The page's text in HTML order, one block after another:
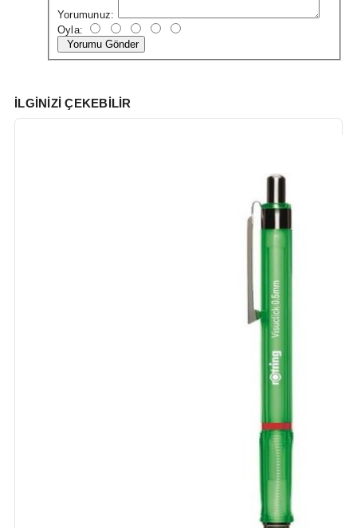
Yorumunuz:
Oyla:
Yorumu Gönder
İLGINIZI ÇEKEBILIR